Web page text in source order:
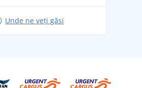
în rol principal: ținute pentru
Unde ne veți găsi